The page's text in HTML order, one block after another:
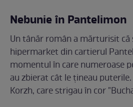
Nebunie în Pantelimon
Un tânăr român a mărturisit
hipermarket din cartierul
momentul în care numeroase
au zbierat cât le țineau
Korzh, care strigau în cor